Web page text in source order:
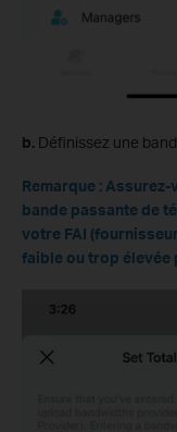
b. Définissez une
Remarque :
bande passante de
votre FAI
faible ou trop élevée